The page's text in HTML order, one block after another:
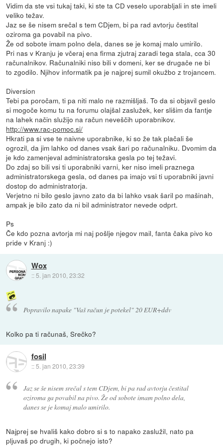
Vidim da ste vsi tukaj taki, ki ste ta CD veselo uporabljali in ste imeli
veliko težav.
Jaz se še nisem srečal s tem CDjem, bi pa rad avtorju čestital
oziroma ga povabil na pivo.
Že od sobote imam polno dela, danes se je komaj malo umirilo.
Pri nas v Kranju je včeraj ena firma zjutraj zaradi tega stala, cca 30
računalnikov. Računalniki niso bili v domeni, ker se drugače ne bi
to zgodilo. Njihov informatik pa je najprej sumil okužbo z trojancem.
Diversion
Tebi pa poročam, ti pa niti malo ne razmišljaš. To da si objavil geslo
si mogoče komu tu na forumu olajšal zaslužek, ker slišim da fantje
na lahek način služijo na račun neveščih uporabnikov.
http://www.rac-pomoc.si/
Hkrati pa si vse te naivne uporabnike, ki so že tak plačali še
ogrozil, da jim lahko od danes vsak šari po računalniku. Dvomim da
je kdo zamenjeval administratorska gesla po tej težavi.
Do zdaj so bili vsi ti uporabniki varni, ker niso imeli praznega
administratorskega gesla, od danes pa imajo vsi ti uporabniki javni
dostop do administratorja.
Verjetno ni bilo geslo javno zato da bi lahko vsak šaril po mašinah,
ampak je bilo zato da ni bil administrator nevede odprt.
Ps
Če kdo pozna avtorja mi naj pošlje njegov mail, fanta čaka pivo ko
pride v Kranj :)
Wox
:: 5. jan 2010, 23:32
Popravilo napake "Vaš račun je potekel" 20 EUR+ddv
Kolko pa ti računaš, Srečko?
fosil
::5. jan 2010, 23:39
Jaz se še nisem srečal s tem CDjem, bi pa rad avtorju čestital
oziroma ga povabil na pivo. Že od sobote imam polno dela,
danes se je komaj malo umirilo.
Najprej se hvališ kako dobro si s to napako zaslužil, nato pa
pljuvaš po drugih, ki počnejo isto?